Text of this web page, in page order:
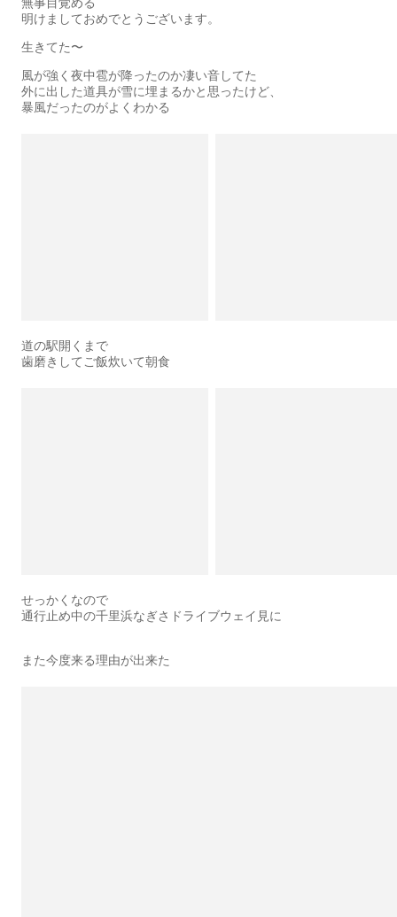
明けましておめでとうございます。
生きてた〜
風が強く夜中雹が降ったのか凄い音してた
外に出した道具が雪に埋まるかと思ったけど、
暴風だったのがよくわかる
道の駅開くまで
歯磨きしてご飯炊いて朝食
せっかくなので
通行止め中の千里浜なぎさドライブウェイ見に
また今度来る理由が出来た